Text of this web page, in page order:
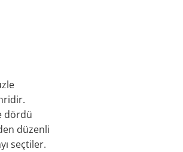
dördü
düzenli
seçtiler.